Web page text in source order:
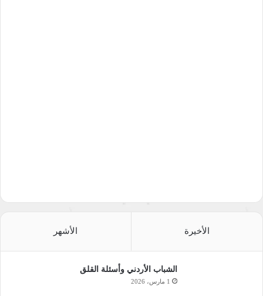
الأخيرة الأشهر
الشباب الأردني وأسئلة القلق
1 مارس، 2026